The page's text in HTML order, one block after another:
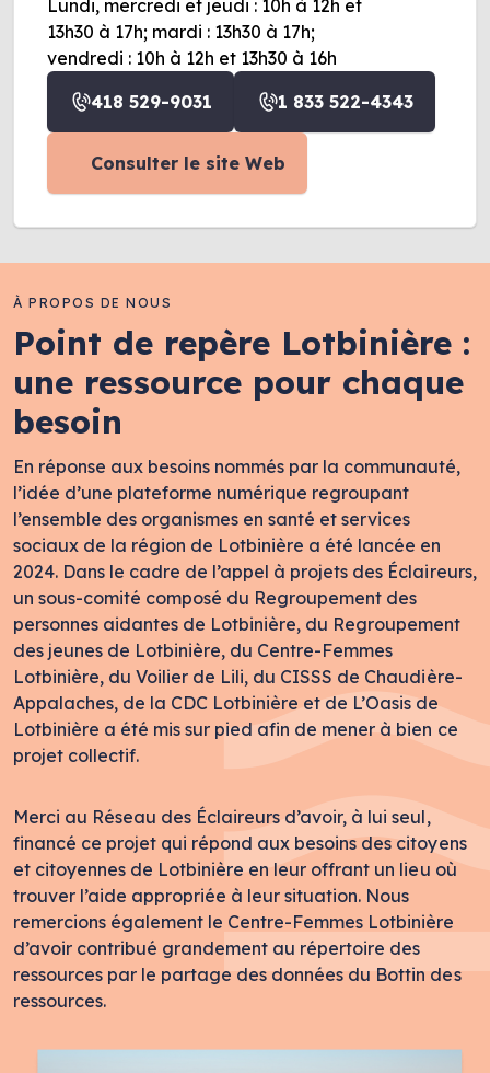
Lundi, mercredi et jeudi : 10h à 12h et
13h30 à 17h; mardi : 13h30 à 17h;
vendredi : 10h à 12h et 13h30 à 16h
418 529-9031
1 833 522-4343
Consulter le site Web
À PROPOS DE NOUS
Point de repère Lotbinière :
une ressource pour chaque
besoin
En réponse aux besoins nommés par la communauté,
l’idée d’une plateforme numérique regroupant
l’ensemble des organismes en santé et services
sociaux de la région de Lotbinière a été lancée en
2024. Dans le cadre de l’appel à projets des Éclaireurs,
un sous-comité composé du Regroupement des
personnes aidantes de Lotbinière, du Regroupement
des jeunes de Lotbinière, du Centre-Femmes
Lotbinière, du Voilier de Lili, du CISSS de Chaudière-
Appalaches, de la CDC Lotbinière et de L’Oasis de
Lotbinière a été mis sur pied afin de mener à bien ce
projet collectif.
Merci au Réseau des Éclaireurs d’avoir, à lui seul,
financé ce projet qui répond aux besoins des citoyens
et citoyennes de Lotbinière en leur offrant un lieu où
trouver l’aide appropriée à leur situation. Nous
remercions également le Centre-Femmes Lotbinière
d’avoir contribué grandement au répertoire des
ressources par le partage des données du Bottin des
ressources.